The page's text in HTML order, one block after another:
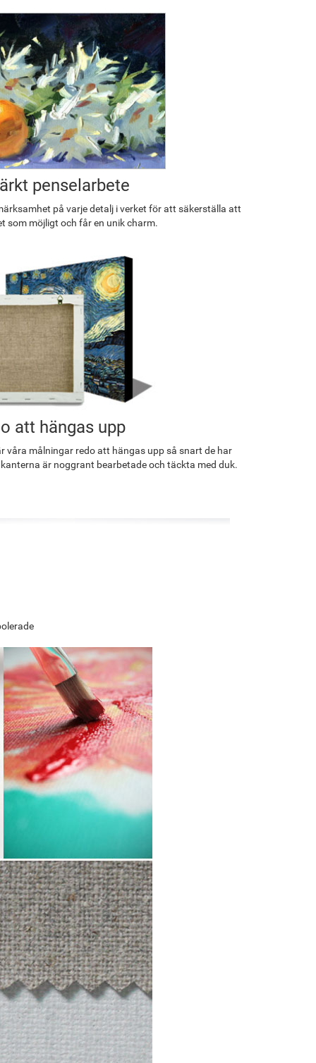
penselarbete
på varje detalj i verket för att säkerställa att
som möjligt och får en unik charm.
att hängas upp
våra målningar redo att hängas upp så snart de har
är noggrant bearbetade och täckta med duk.